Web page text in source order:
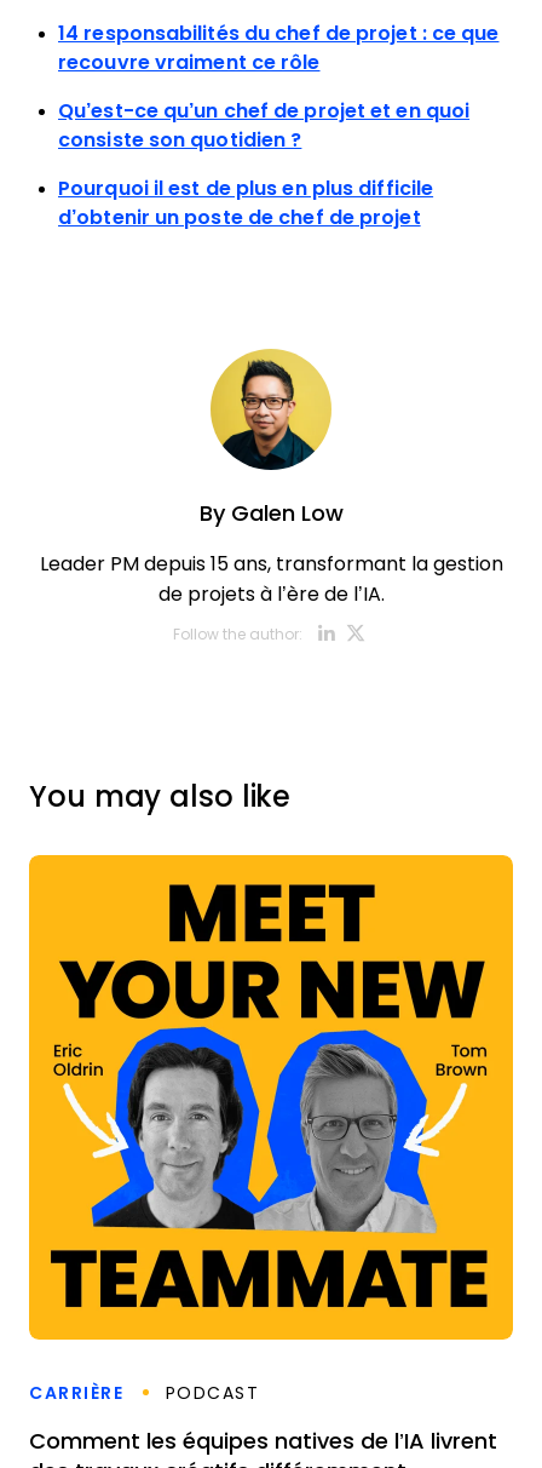
14 responsabilités du chef de projet : ce que
recouvre vraiment ce rôle
Qu’est-ce qu’un chef de projet et en quoi
consiste son quotidien ?
Pourquoi il est de plus en plus difficile
d’obtenir un poste de chef de projet
ByGalen Low
Leader PM depuis 15 ans, transformant la gestion
de projets à l’ère de l’IA.
Follow the author: Opens new
You may also like
CARRIÈRE PODCAST
Comment les équipes natives de l’IA livrent